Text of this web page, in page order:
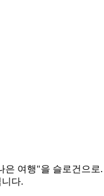
여행"을 슬로건으로
다.